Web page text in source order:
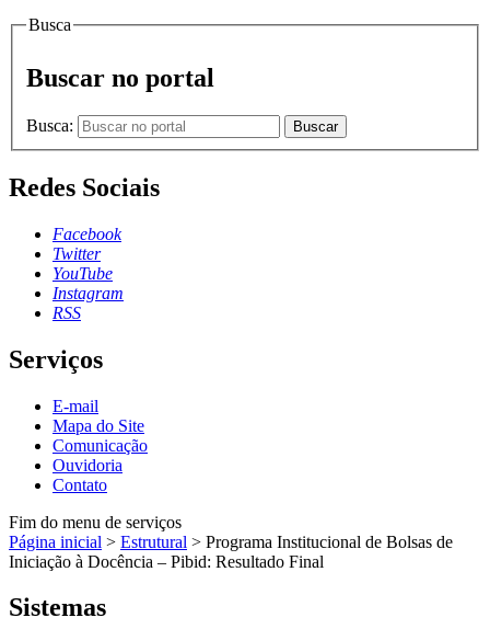
Busca
Buscar no portal
Busca: Buscar
Redes Sociais
Facebook
Twitter
YouTube
Instagram
RSS
Serviços
E-mail
Mapa do Site
Comunicação
Ouvidoria
Contato
Fim do menu de serviços
Página inicial > Estrutural > Programa Institucional de Bolsas de
Iniciação à Docência – Pibid: Resultado Final
Sistemas